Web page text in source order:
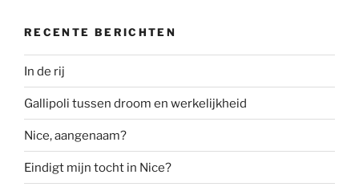
o
k
RECENTE BERICHTEN
In de rij
Gallipoli tussen droom en werkelijkheid
Nice, aangenaam?
Eindigt mijn tocht in Nice?